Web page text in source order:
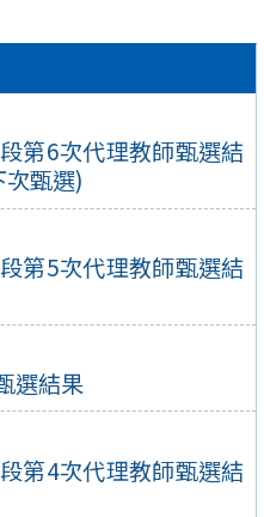
第6次代理教師甄選結
甄選)
第5次代理教師甄選結
選結果
第4次代理教師甄選結